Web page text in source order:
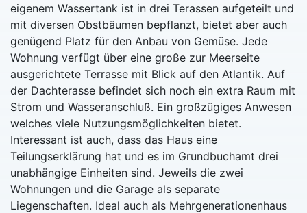
eigenem Wassertank ist in drei Terassen aufgeteilt und
mit diversen Obstbäumen bepflanzt, bietet aber auch
genügend Platz für den Anbau von Gemüse. Jede
Wohnung verfügt über eine große zur Meerseite
ausgerichtete Terrasse mit Blick auf den Atlantik. Auf
der Dachterasse befindet sich noch ein extra Raum mit
Strom und Wasseranschluß. Ein großzügiges Anwesen
welches viele Nutzungsmöglichkeiten bietet.
Interessant ist auch, dass das Haus eine
Teilungserklärung hat und es im Grundbuchamt drei
unabhängige Einheiten sind. Jeweils die zwei
Wohnungen und die Garage als separate
Liegenschaften. Ideal auch als Mehrgenerationenhaus